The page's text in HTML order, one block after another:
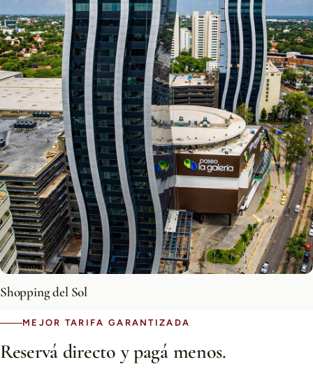
Shopping del Sol
MEJOR TARIFA GARANTIZADA
Reservá directo y pagá menos.